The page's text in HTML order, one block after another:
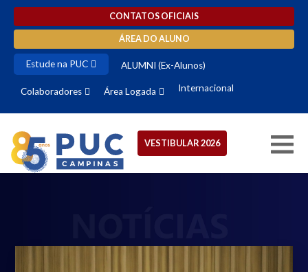
CONTATOS OFICIAIS
ÁREA DO ALUNO
Estude na PUC ALUMNI (Ex-Alunos)
Colaboradores Área Logada Internacional
VESTIBULAR 2026